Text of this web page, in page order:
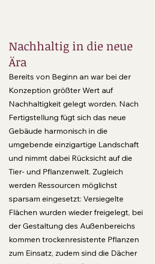
Nachhaltig in die neue
Ära
Bereits von Beginn an war bei der
Konzeption größter Wert auf
Nachhaltigkeit gelegt worden. Nach
Fertigstellung fügt sich das neue
Gebäude harmonisch in die
umgebende einzigartige Land­schaft
und nimmt dabei Rücksicht auf die
Tier- und Pflanzenwelt. Zugleich
werden Ressourcen möglichst
sparsam eingesetzt: Versiegelte
Flächen wurden wieder freigelegt, bei
der Gestaltung des Au­ßenbereichs
kommen trockenresistente Pflanzen
zum Einsatz, zudem sind die Dächer